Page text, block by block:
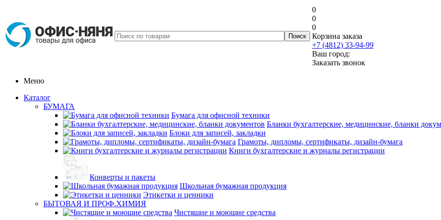
0
0
0
Корзина заказа
+7 (4812) 33-94-99
Ваш город:
Заказать звонок
Меню
Каталог
БУМАГА
Бумага для офисной техники
Бланки бухгалтерские, медицинские, бланки
Блоки для записей, закладки
Грамоты, дипломы, сертификаты, дизайн-бумага
Книги бухгалтерские и журналы регистрации
Конверты и пакеты
Школьная бумажная продукция
Этикетки и ценники
БЫТОВАЯ И ПРОФ.ХИМИЯ
Чистящие и моющие средства